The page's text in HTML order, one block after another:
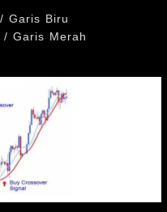
Garis Biru
Garis Merah